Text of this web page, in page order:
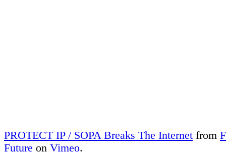
PROTECT IP / SOPA Breaks The Internet from
Future on Vimeo.